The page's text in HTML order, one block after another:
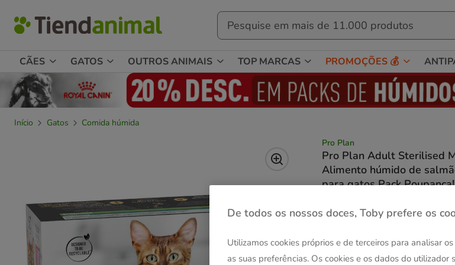
CÃES GATOS OUTROS ANIMAIS TOP MARCAS PROMOÇÕES 💰
Início Gatos
Comida húmida
Pro Plan
Pro Plan Adult Sterilised
Alimento húmido de
para gatos Pack Poupança!
12 latas x 85 g
12 latas x 85 g
Entrega Grátis
24
Sem
43.38€
De todos os nossos doces, Toby prefere os
Utilizamos cookies próprios e de terceiros para analisar
as suas preferências. Os cookies e os dados do utilizador